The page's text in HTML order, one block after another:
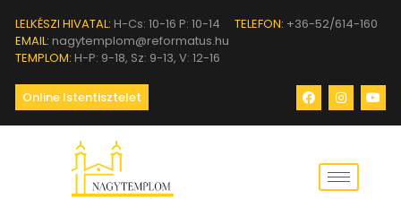
LELKÉSZI HIVATAL: H-Cs: 10-16 P: 10-14 TELEFON: +36-52/614-160
EMAIL: nagytemplom@reformatus.hu
TEMPLOM: H-P: 9-18, Sz: 9-13, V: 12-16
Online Istentisztelet